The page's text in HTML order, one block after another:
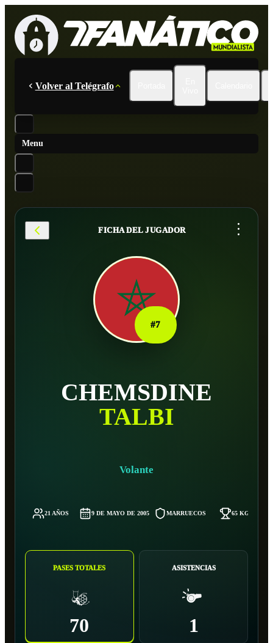
Volver al Telégrafo
Menu
FICHA DEL JUGADOR ...
#7
CHEMSDINE
TALBI
Volante
21 AÑOS 9 DE MAYO DE 2005 MARRUECOS 65 KG
PASES TOTALES
70
ASISTENCIAS
1